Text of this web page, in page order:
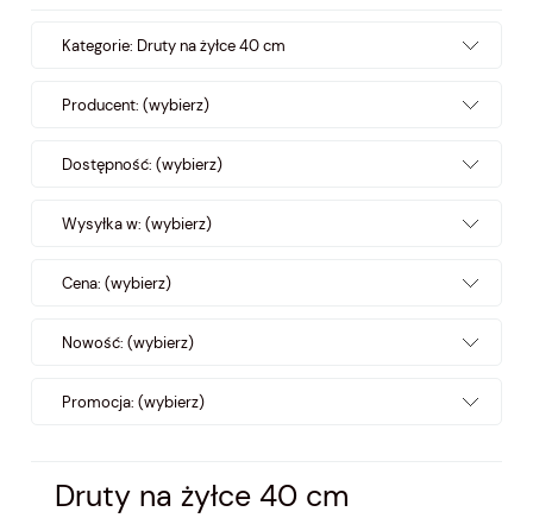
Kategorie: Druty na żyłce 40 cm
Producent: (wybierz)
Dostępność: (wybierz)
Wysyłka w: (wybierz)
Cena: (wybierz)
Nowość: (wybierz)
Promocja: (wybierz)
Druty na żyłce 40 cm